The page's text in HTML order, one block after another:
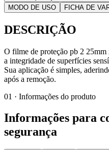
MODO DE USO
FICHA DE
DESCRIÇÃO
O filme de proteção pb 2 25mm
a integridade de superfícies
Sua aplicação é simples,
após a remoção.
01 · Informações do produto
Informações para
segurança